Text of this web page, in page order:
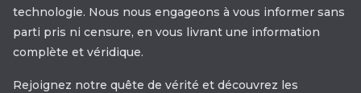
technologie. Nous nous engageons à vous informer sans
parti pris ni censure, en vous livrant une information
complète et véridique.
Rejoignez notre quête de vérité et découvrez les